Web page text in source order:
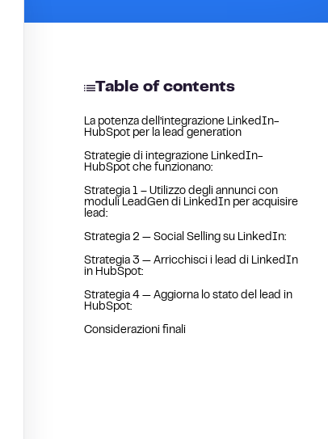
Table of contents
La potenza dell’integrazione LinkedIn-
HubSpot per la lead generation
Strategie di integrazione LinkedIn-
HubSpot che funzionano:
Strategia 1 – Utilizzo degli annunci con
moduli LeadGen di LinkedIn per acquisire
lead:
Strategia 2 — Social Selling su LinkedIn:
Strategia 3 — Arricchisci i lead di LinkedIn
in HubSpot:
Strategia 4 — Aggiorna lo stato del lead in
HubSpot:
Considerazioni finali